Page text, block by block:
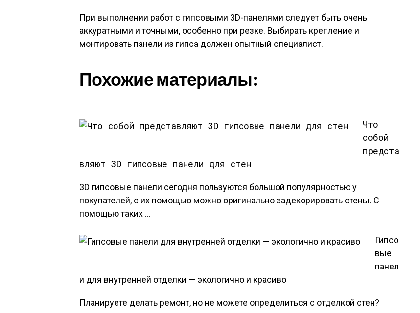
При выполнении работ с гипсовыми 3D-панелями следует быть очень
аккуратными и точными, особенно при резке. Выбирать крепление и
монтировать панели из гипса должен опытный специалист.
Похожие материалы:
Что
собой
предста
вляют 3D гипсовые панели для стен
3D гипсовые панели сегодня пользуются большой популярностью у
покупателей, с их помощью можно оригинально задекорировать стены. С
помощью таких …
Гипсо
вые
панел
и для внутренней отделки — экологично и красиво
Планируете делать ремонт, но не можете определиться с отделкой стен?